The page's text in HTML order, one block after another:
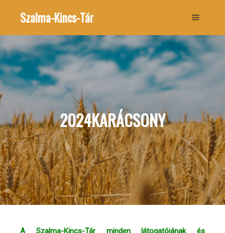
Szalma-Kincs-Tár
2024KARÁCSONY
A Szalma-Kincs-Tár minden látogatójának és